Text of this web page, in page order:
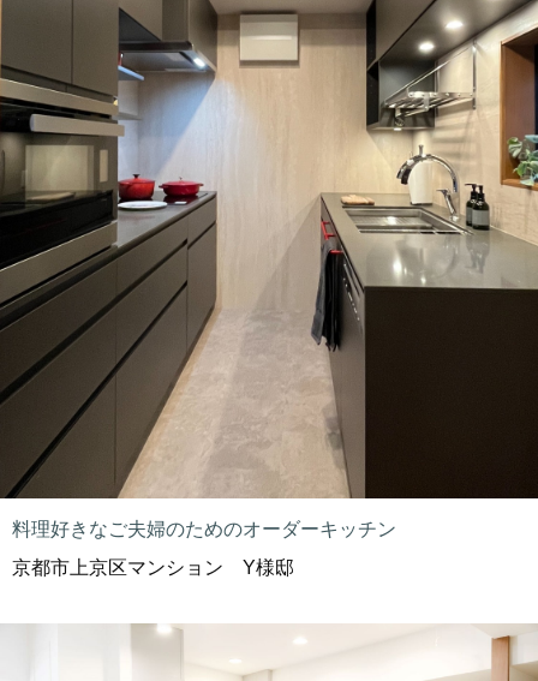
料理好きなご夫婦のためのオーダーキッチン
京都市上京区マンション Y様邸